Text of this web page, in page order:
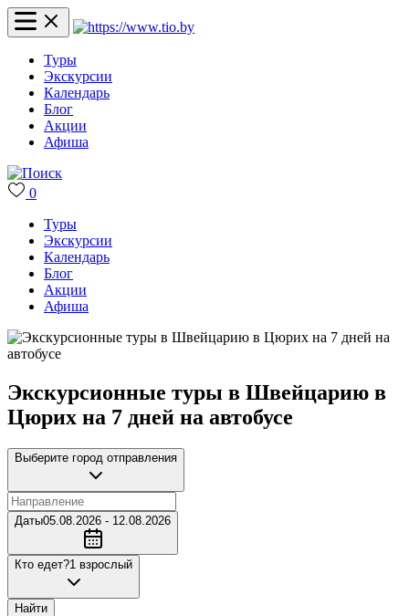
Туры
Экскурсии
Календарь
Блог
Акции
Афиша
0
Туры
Экскурсии
Календарь
Блог
Акции
Афиша
Экскурсионные туры в Швейцарию в
Цюрих на 7 дней на автобусе
Выберите город отправления
Даты05.08.2026 - 12.08.2026
Кто едет?1 взрослый
Найти